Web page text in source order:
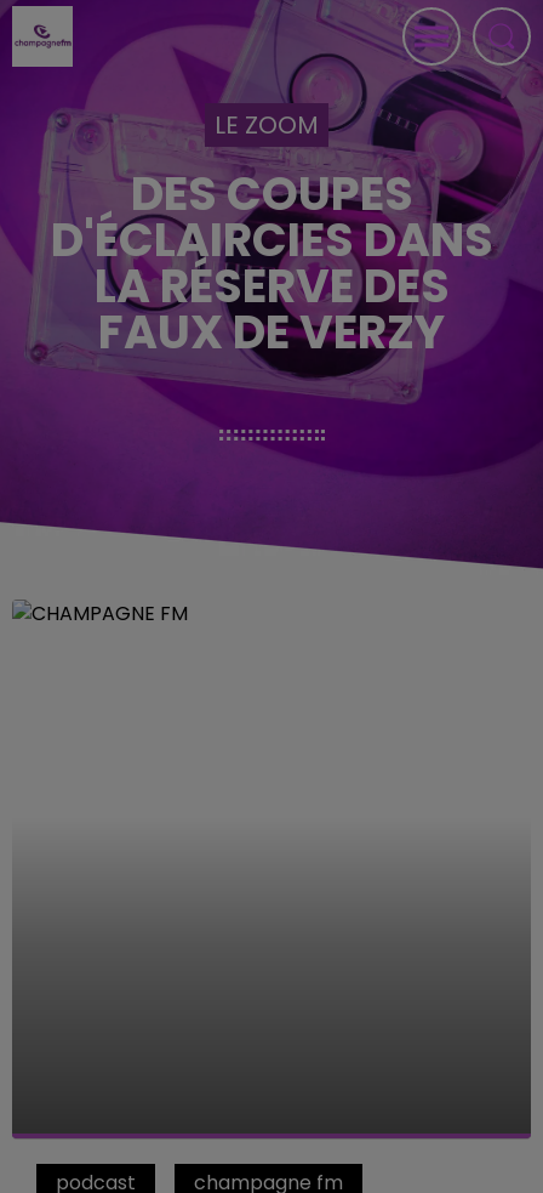
LE ZOOM
DES COUPES
D'ÉCLAIRCIES DANS
LA RÉSERVE DES
FAUX DE VERZY
podcast
champagne fm